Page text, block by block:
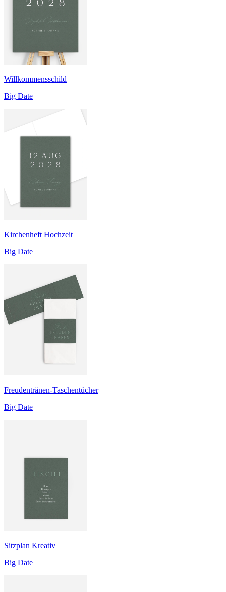
Willkommensschild
Big Date
Kirchenheft Hochzeit
Big Date
Freudentränen-Taschentücher
Big Date
Sitzplan Kreativ
Big Date